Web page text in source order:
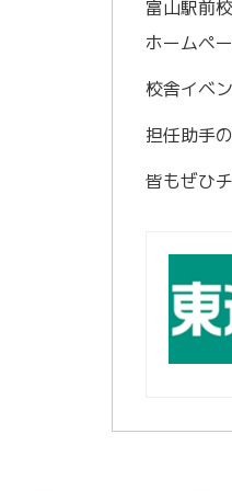
富山駅前
ホームペ
校舎イベ
担任助手
皆もぜひ